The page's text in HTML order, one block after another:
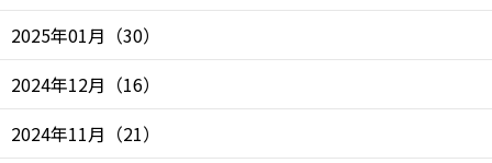
2025年01月 （30）
2024年12月 （16）
2024年11月 （21）